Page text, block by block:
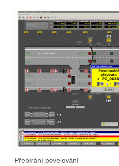
Přebírání povelování